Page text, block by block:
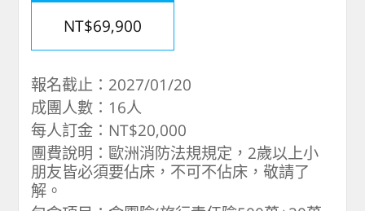
NT$69,900
報名截止：2027/01/20
成團人數：16人
每人訂金：NT$20,000
團費說明：歐洲消防法規規定，2歲以上小
朋友皆必須要佔床，不可不佔床，敬請了
解。